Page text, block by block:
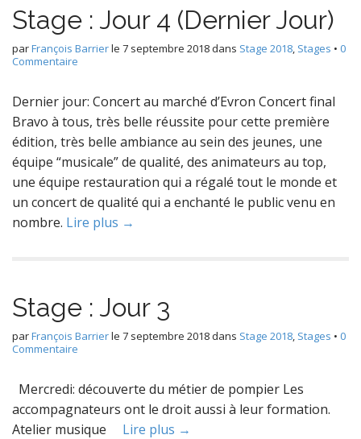
Stage : Jour 4 (Dernier Jour)
parFrançois Barrierle 7 septembre 2018dans Stage 2018, Stages • 0
Commentaire
Dernier jour: Concert au marché d’Evron Concert final
Bravo à tous, très belle réussite pour cette première
édition, très belle ambiance au sein des jeunes, une
équipe “musicale” de qualité, des animateurs au top,
une équipe restauration qui a régalé tout le monde et
un concert de qualité qui a enchanté le public venu en
nombre. Lire plus →
Stage : Jour 3
parFrançois Barrierle 7 septembre 2018dans Stage 2018, Stages • 0
Commentaire
Mercredi: découverte du métier de pompier Les
accompagnateurs ont le droit aussi à leur formation.
Atelier musique Lire plus →